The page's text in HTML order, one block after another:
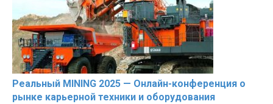
Реальный MINING 2025 — Онлайн-конференция о
рынке карьерной техники и оборудования